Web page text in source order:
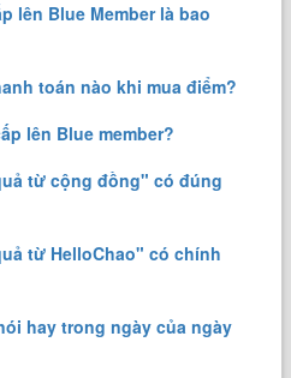
lên Blue Member là bao
toán nào khi mua điểm?
lên Blue member?
từ cộng đồng" có đúng
từ HelloChao" có chính
hay trong ngày của ngày